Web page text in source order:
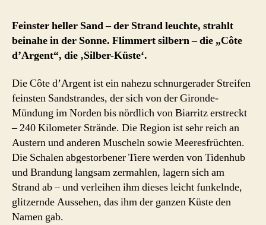
d’Argent
Feinster heller Sand – der Strand leuchte, strahlt
beinahe in der Sonne. Flimmert silbern – die „Côte
d’Argent“, die ‚Silber-Küste‘.
Die Côte d’Argent ist ein nahezu schnurgerader Streifen
feinsten Sandstrandes, der sich von der Gironde-
Mündung im Norden bis nördlich von Biarritz erstreckt
– 240 Kilometer Strände. Die Region ist sehr reich an
Austern und anderen Muscheln sowie Meeresfrüchten.
Die Schalen abgestorbener Tiere werden von Tidenhub
und Brandung langsam zermahlen, lagern sich am
Strand ab – und verleihen ihm dieses leicht funkelnde,
glitzernde Aussehen, das ihm der ganzen Küste den
Namen gab.